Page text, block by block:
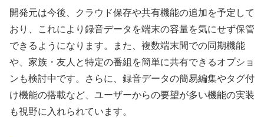
開発元は今後、クラウド保存や共有機能の追加を予定して
おり、これにより録音データを端末の容量を気にせず保管
できるようになります。また、複数端末間での同期機能
や、家族・友人と特定の番組を簡単に共有できるオプショ
ンも検討中です。さらに、録音データの簡易編集やタグ付
け機能の搭載など、ユーザーからの要望が多い機能の実装
も視野に入れられています。